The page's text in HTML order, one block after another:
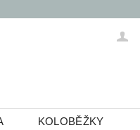
KOLOBĚŽKY